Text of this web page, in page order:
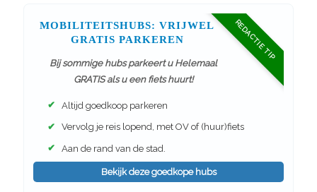
REDACTIE TIP
MOBILITEITSHUBS: VRIJWEL
GRATIS PARKEREN
Bij sommige hubs parkeert u Helemaal
GRATIS als u een fiets huurt!
✔ Altijd goedkoop parkeren
✔ Vervolg je reis lopend, met OV of (huur)fiets
✔ Aan de rand van de stad.
Bekijk deze goedkope hubs